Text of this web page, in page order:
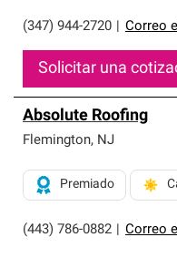
(347) 944-2720 Correo
Solicitar una
Absolute Roofing
Flemington, NJ
(443) 786-0882 Correo
Premiado